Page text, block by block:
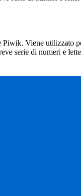
Viene
serie di numeri e